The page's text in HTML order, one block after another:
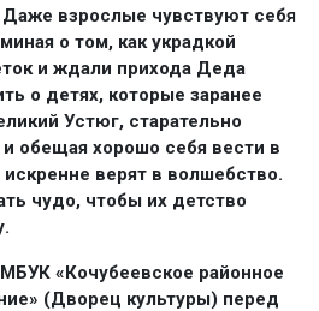
взрослые чувствуют себя
о том, как украдкой
и ждали прихода Деда
о детях, которые заранее
Устюг, старательно
обещая хорошо себя вести в
верят в волшебство.
чудо, чтобы их детство
«Кочубеевское районное
(Дворец культуры) перед